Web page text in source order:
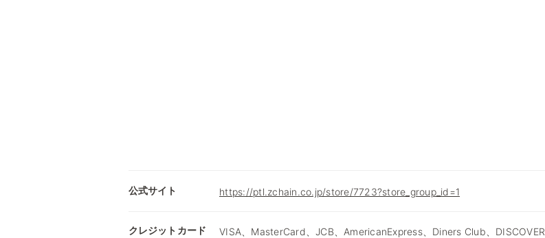
公式サイト https://ptl.zchain.co.jp/store/7723?store_group_id=1
クレジットカード VISA、MasterCard、JCB、AmericanExpress、Diners Club、DISCOVER